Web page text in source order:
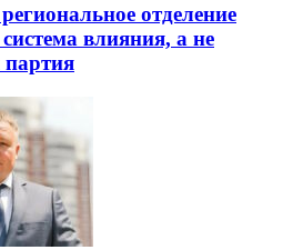
отделение
влияния, а не
партия